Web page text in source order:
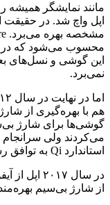
مانند نمایشگر همیشه
این گوشی و نسل‌های
نمی‌برد.
هم با بهره‌گیری از
گوشی‌ها برای شارژ
می‌کردند ولی
استاندارد Qi به توافق رسیدند.
از شارژ بی‌سیم